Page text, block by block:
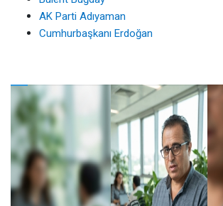
AK Parti Adıyaman
Cumhurbaşkanı Erdoğan